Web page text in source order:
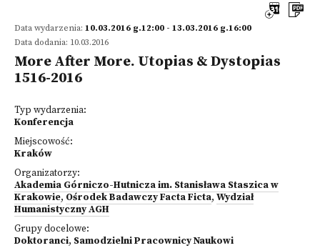
Data wydarzenia: 10.03.2016 g.12:00 - 13.03.2016 g.16:00
Data dodania: 10.03.2016
More After More. Utopias & Dystopias
1516-2016
Typ wydarzenia:
Konferencja
Miejscowość:
Kraków
Organizatorzy:
Akademia Górniczo-Hutnicza im. Stanisława Staszica w
Krakowie, Ośrodek Badawczy Facta Ficta, Wydział
Humanistyczny AGH
Grupy docelowe:
Doktoranci, Samodzielni Pracownicy Naukowi